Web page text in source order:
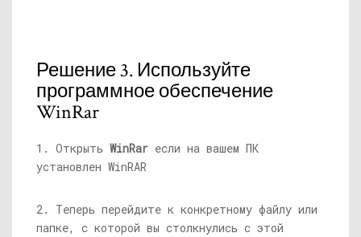
Решение 3. Используйте
программное обеспечение
WinRar
1. Открыть WinRar если на вашем ПК
установлен WinRAR
2. Теперь перейдите к конкретному файлу или
папке, с которой вы столкнулись с этой